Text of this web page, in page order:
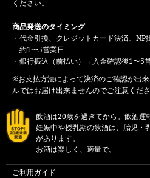
ください。
商品発送のタイミング
・代金引換、クレジットカード決済、
約1〜5営業日
・銀行振込（前払い）→入金確認後1〜5
※お支払方法によって決済のご確認が出
ルではお届け出来ませんのでご注意くださ
飲酒は20歳を過ぎてから。飲酒運
妊娠中や授乳期の飲酒は、胎児・
があります。
お酒は楽しく、適量で。
ご利用ガイド